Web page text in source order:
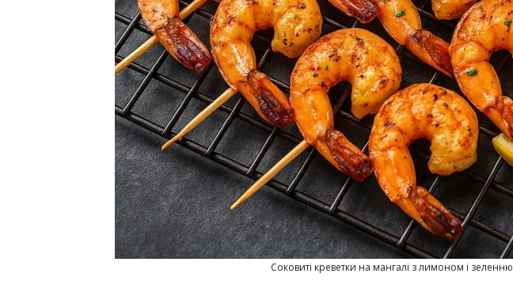
Соковиті креветки на мангалі з лимоном і зеленню